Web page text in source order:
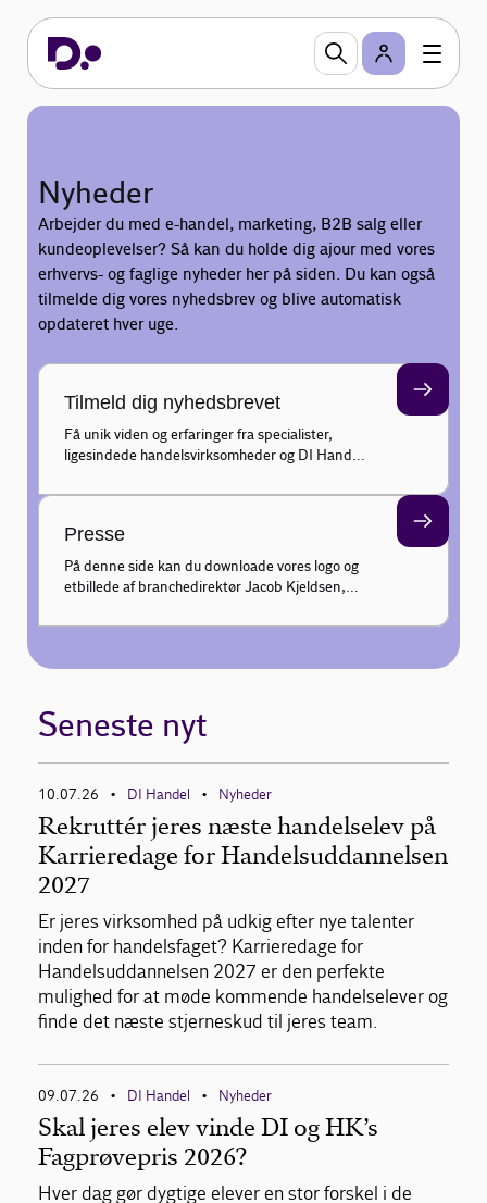
Nyheder
Arbejder du med e-handel, marketing, B2B salg eller
kundeoplevelser? Så kan du holde dig ajour med vores
erhvervs- og faglige nyheder her på siden. Du kan også
tilmelde dig vores nyhedsbrev og blive automatisk
opdateret hver uge.
Tilmeld dig nyhedsbrevet
Få unik viden og erfaringer fra specialister,
ligesindede handelsvirksomheder og DI Handel
kundeadfærd hver uge, og gør din faglige profil
Presse
På denne side kan du downloade vores logo og
et billede af branchedirektør Jacob Kjeldsen,
udtalelser.
Seneste nyt
10.07.26 • DI Handel • Nyheder
Rekruttér jeres næste handelselev på
Karrieredage for Handelsuddannelsen
2027
Er jeres virksomhed på udkig efter nye talenter
inden for handelsfaget? Karrieredage for
Handelsuddannelsen 2027 er den perfekte
mulighed for at møde kommende handelselever og
finde det næste stjerneskud til jeres team.
09.07.26 • DI Handel • Nyheder
Skal jeres elev vinde DI og HK’s
Fagprøvepris 2026?
Hver dag gør dygtige elever en stor forskel i de